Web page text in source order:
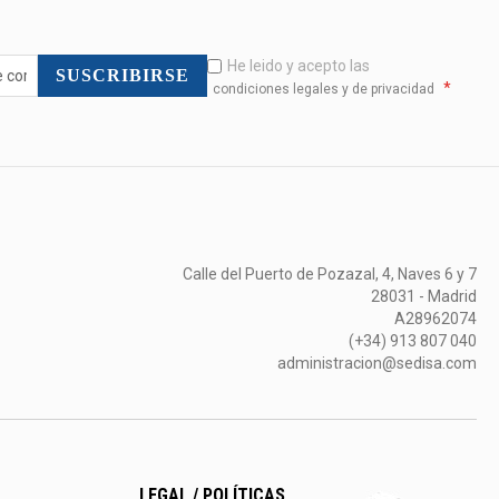
SUSCRIBIRSE He leido y acepto las
condiciones legales y de privacidad *
Calle del Puerto de Pozazal, 4, Naves 6 y 7
28031 - Madrid
A28962074
(+34) 913 807 040
administracion@sedisa.com